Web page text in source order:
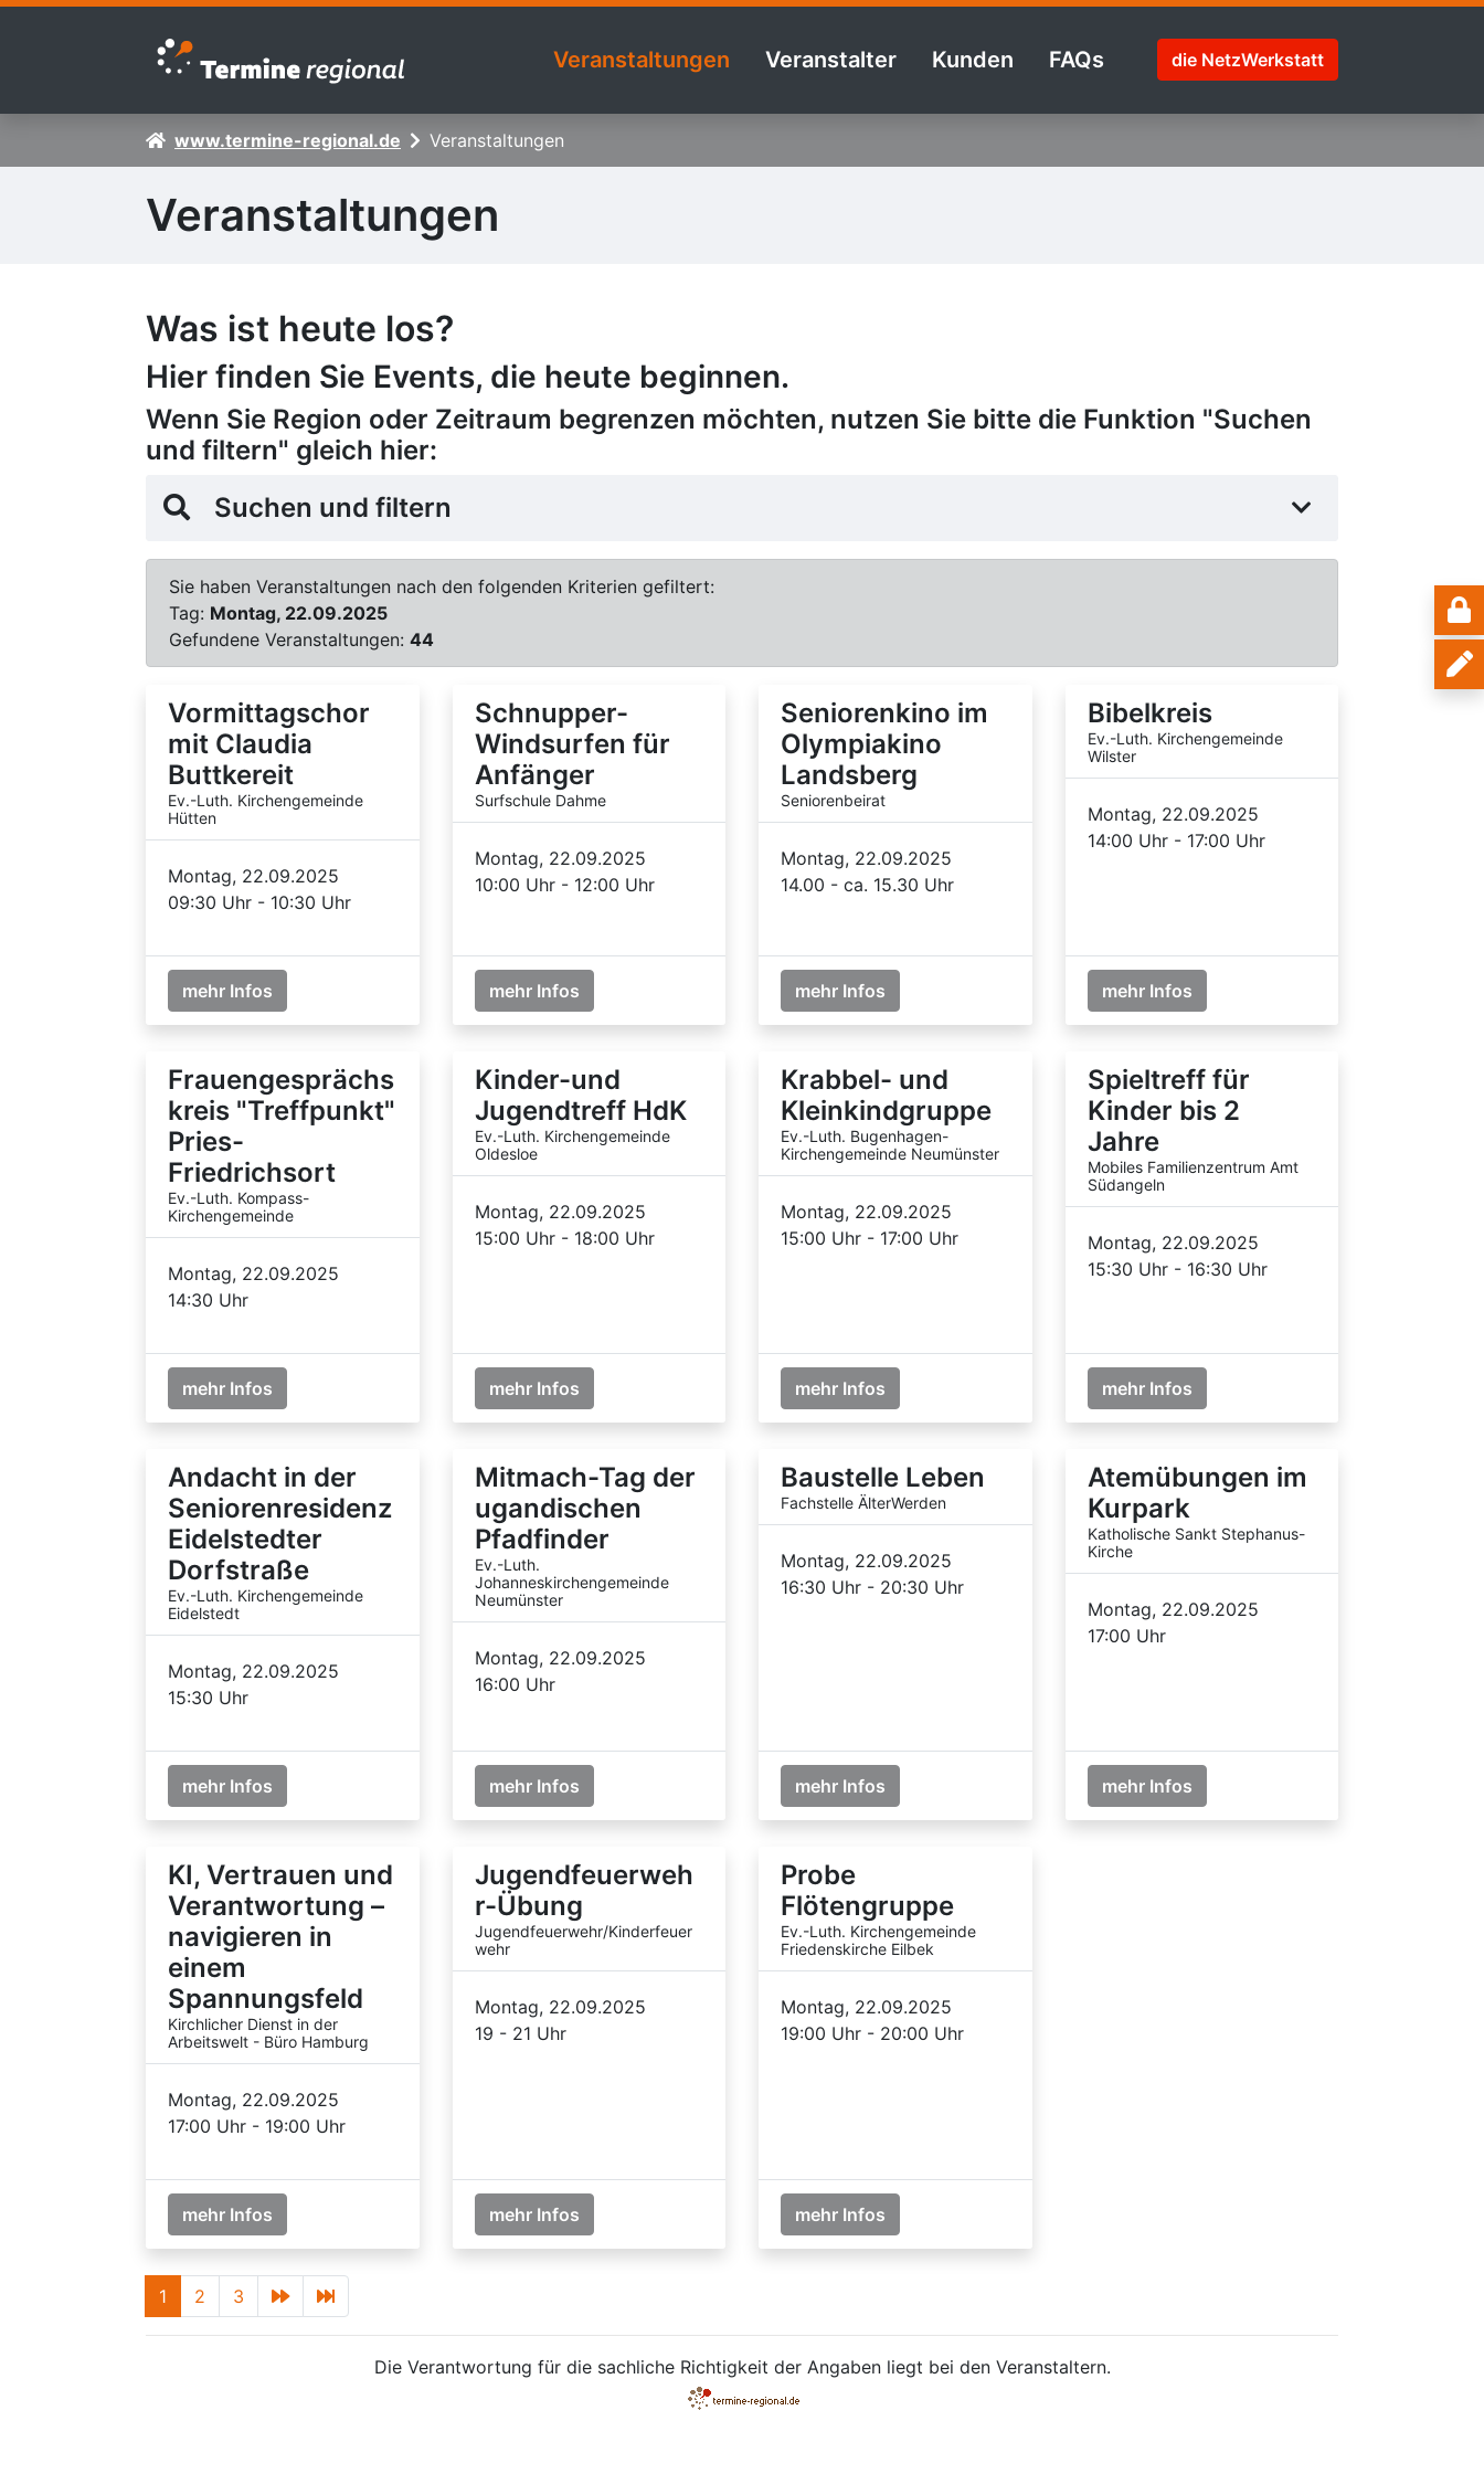
Zur Navigation springen
Zum Inhalt springen
Veranstaltungen Veranstalter Kunden FAQs die NetzWerkstatt
www.termine-regional.de Veranstaltungen
Veranstaltungen
Was ist heute los?
Hier finden Sie Events, die heute beginnen.
Wenn Sie Region oder Zeitraum begrenzen möchten, nutzen Sie bitte die Funktion "Suchen
und filtern" gleich hier:
Suchen und filtern
Sie haben Veranstaltungen nach den folgenden Kriterien gefiltert:
Tag: Montag, 22.09.2025
Gefundene Veranstaltungen: 44
Vormittagschor
mit Claudia
Buttkereit
Ev.-Luth. Kirchengemeinde
Hütten
Montag, 22.09.2025
09:30 Uhr - 10:30 Uhr
mehr Infos
Schnupper-
Windsurfen für
Anfänger
Surfschule Dahme
Montag, 22.09.2025
10:00 Uhr - 12:00 Uhr
mehr Infos
Seniorenkino im
Olympiakino
Landsberg
Seniorenbeirat
Montag, 22.09.2025
14.00 - ca. 15.30 Uhr
mehr Infos
Bibelkreis
Ev.-Luth. Kirchengemeinde
Wilster
Montag, 22.09.2025
14:00 Uhr - 17:00 Uhr
mehr Infos
Frauengesprächs
kreis "Treffpunkt"
Pries-
Friedrichsort
Ev.-Luth. Kompass-
Kirchengemeinde
Montag, 22.09.2025
14:30 Uhr
mehr Infos
Kinder-und
Jugendtreff HdK
Ev.-Luth. Kirchengemeinde
Oldesloe
Montag, 22.09.2025
15:00 Uhr - 18:00 Uhr
mehr Infos
Krabbel- und
Kleinkindgruppe
Ev.-Luth. Bugenhagen-
Kirchengemeinde Neumünster
Montag, 22.09.2025
15:00 Uhr - 17:00 Uhr
mehr Infos
Spieltreff für
Kinder bis 2
Jahre
Mobiles Familienzentrum Amt
Südangeln
Montag, 22.09.2025
15:30 Uhr - 16:30 Uhr
mehr Infos
Andacht in der
Seniorenresidenz
Eidelstedter
Dorfstraße
Ev.-Luth. Kirchengemeinde
Eidelstedt
Montag, 22.09.2025
15:30 Uhr
mehr Infos
Mitmach-Tag der
ugandischen
Pfadfinder
Ev.-Luth.
Johanneskirchengemeinde
Neumünster
Montag, 22.09.2025
16:00 Uhr
mehr Infos
Baustelle Leben
Fachstelle ÄlterWerden
Montag, 22.09.2025
16:30 Uhr - 20:30 Uhr
mehr Infos
Atemübungen im
Kurpark
Katholische Sankt Stephanus-
Kirche
Montag, 22.09.2025
17:00 Uhr
mehr Infos
KI, Vertrauen und
Verantwortung –
navigieren in
einem
Spannungsfeld
Kirchlicher Dienst in der
Arbeitswelt - Büro Hamburg
Montag, 22.09.2025
17:00 Uhr - 19:00 Uhr
mehr Infos
Jugendfeuerweh
r-Übung
Jugendfeuerwehr/Kinderfeuer
wehr
Montag, 22.09.2025
19 - 21 Uhr
mehr Infos
Probe
Flötengruppe
Ev.-Luth. Kirchengemeinde
Friedenskirche Eilbek
Montag, 22.09.2025
19:00 Uhr - 20:00 Uhr
mehr Infos
1 2 3
Die Verantwortung für die sachliche Richtigkeit der Angaben liegt bei den Veranstaltern.